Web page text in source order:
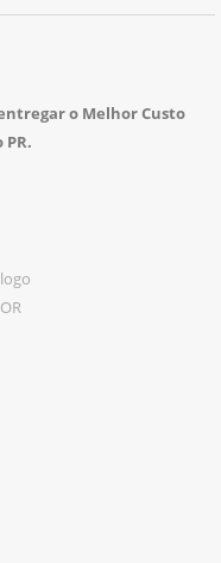
o Melhor Custo